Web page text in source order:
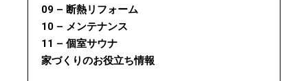
09 – 断熱リフォーム
10 – メンテナンス
11 – 個室サウナ
家づくりのお役立ち情報